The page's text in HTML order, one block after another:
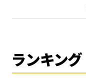
ランキング